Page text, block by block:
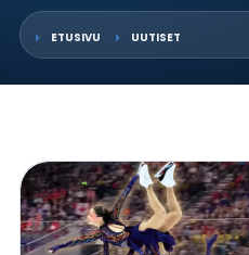
ETUSIVU UUTISET